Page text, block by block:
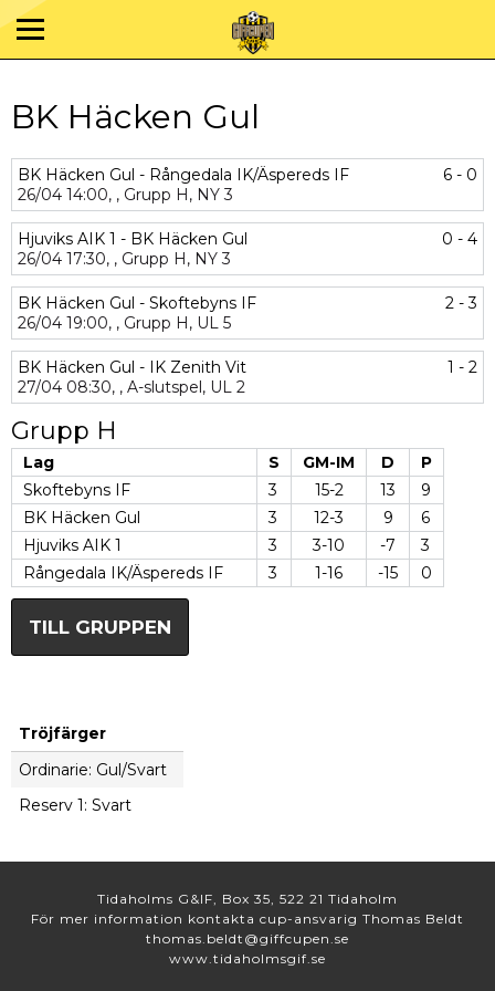
BK Häcken Gul
BK Häcken Gul - Rångedala IK/Äspereds IF
6 - 0
26/04 14:00, , Grupp H, NY 3
Hjuviks AIK 1 - BK Häcken Gul
0 - 4
26/04 17:30, , Grupp H, NY 3
BK Häcken Gul - Skoftebyns IF
2 - 3
26/04 19:00, , Grupp H, UL 5
BK Häcken Gul - IK Zenith Vit
1 - 2
27/04 08:30, , A-slutspel, UL 2
Grupp H
Lag S GM-IM D
P
Skoftebyns IF
3 15-2 13
9
BK Häcken Gul
3 12-3 9
6
Hjuviks AIK 1
3 3-10 -7
3
Rångedala IK/Äspereds IF
3 1-16 -15 0
TILL GRUPPEN
Tröjfärger
Ordinarie: Gul/Svart
Reserv 1: Svart
Tidaholms G&IF, Box 35, 522 21 Tidaholm
För mer information kontakta cup-ansvarig Thomas Beldt
thomas.beldt@giffcupen.se
www.tidaholmsgif.se